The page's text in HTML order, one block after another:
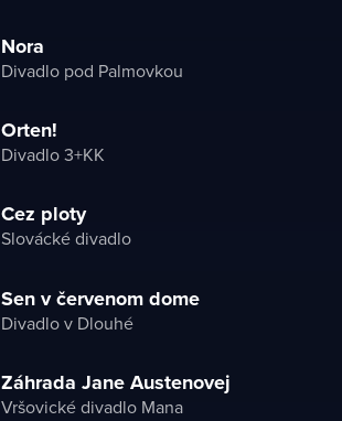
Nora
Divadlo pod Palmovkou
Orten!
Divadlo 3+KK
Cez ploty
Slovácké divadlo
Sen v červenom dome
Divadlo v Dlouhé
Záhrada Jane Austenovej
Vršovické divadlo Mana